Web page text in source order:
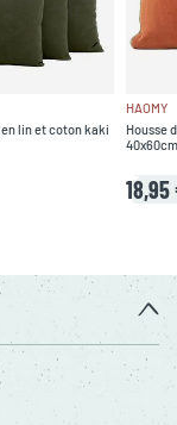
en lin et coton kaki
HAOMY
Housse
18,95